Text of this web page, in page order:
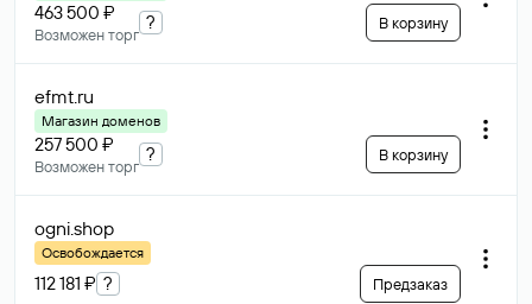
463 500 ₽
Возможен торг
? В корзину
efmt.ru
Магазин доменов
257 500 ₽
Возможен торг
? В корзину
ogni.shop
Освобождается
112 181 ₽ ? Предзаказ